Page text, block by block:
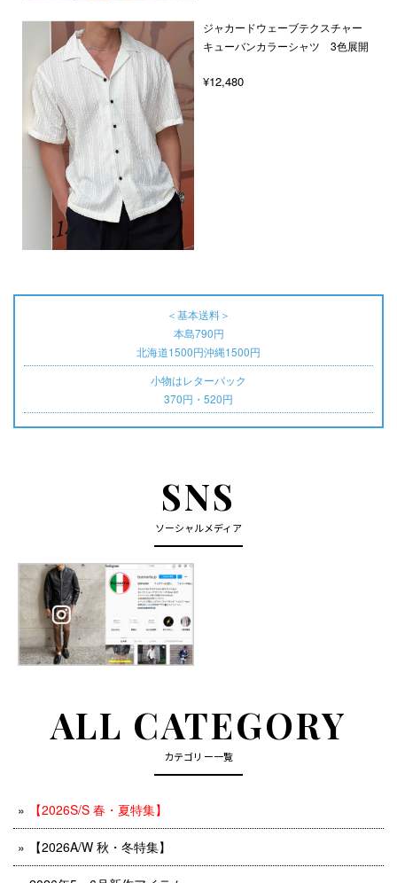
ジャカードウェーブテクスチャー
キューバンカラーシャツ 3色展開
¥12,480
＜基本送料＞
本島790円
北海道1500円沖縄1500円
小物はレターパック
370円・520円
SNS
ソーシャルメディア
ALL CATEGORY
カテゴリー一覧
【2026S/S 春・夏特集】
【2026A/W 秋・冬特集】